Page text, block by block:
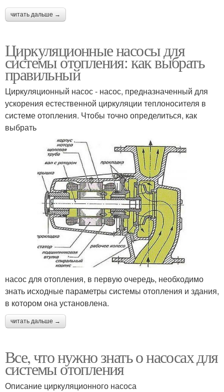
читать дальше →
Циркуляционные насосы для
системы отопления: как выбрать
правильный
Циркуляционный насос - насос, предназначенный для
ускорения естественной циркуляции теплоносителя в
системе отопления. Чтобы точно определиться, как
выбрать
насос для отопления, в первую очередь, необходимо
знать исходные параметры системы отопления и здания,
в котором она установлена.
читать дальше →
Все, что нужно знать о насосах для
системы отопления
Описание циркуляционного насоса